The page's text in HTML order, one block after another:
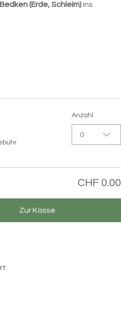
(Erde, Schleim) ins
Anzahl
0
CHF 0.00
Zur Kasse